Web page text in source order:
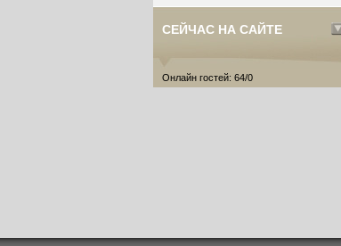
СЕЙЧАС НА САЙТЕ
Онлайн гостей: 64/0